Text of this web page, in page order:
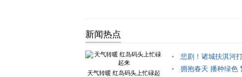
新闻热点
天气转暖 红岛码头上忙碌起
悲剧！诸城扶淇河
拥抱春天 播种绿色